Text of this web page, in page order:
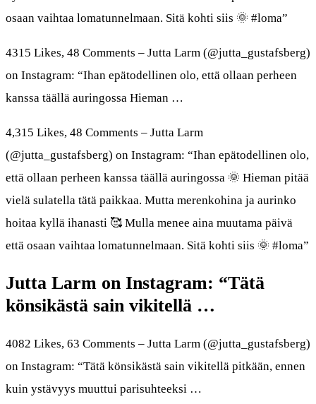
osaan vaihtaa lomatunnelmaan. Sitä kohti siis 🌞 #loma”
4315 Likes, 48 Comments – Jutta Larm (@jutta_gustafsberg)
on Instagram: “Ihan epätodellinen olo, että ollaan perheen
kanssa täällä auringossa Hieman …
4,315 Likes, 48 Comments – Jutta Larm
(@jutta_gustafsberg) on Instagram: “Ihan epätodellinen olo,
että ollaan perheen kanssa täällä auringossa 🌞 Hieman pitää
vielä sulatella tätä paikkaa. Mutta merenkohina ja aurinko
hoitaa kyllä ihanasti 🥰 Mulla menee aina muutama päivä
että osaan vaihtaa lomatunnelmaan. Sitä kohti siis 🌞 #loma”
Jutta Larm on Instagram: “Tätä
könsikästä sain vikitellä …
4082 Likes, 63 Comments – Jutta Larm (@jutta_gustafsberg)
on Instagram: “Tätä könsikästä sain vikitellä pitkään, ennen
kuin ystävyys muuttui parisuhteeksi …